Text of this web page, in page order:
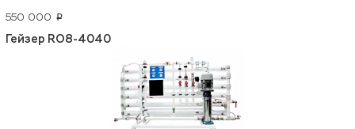
550 000 p
Гейзер RO8-4040